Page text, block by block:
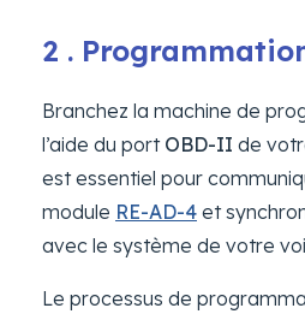
2 .
Branchez la machine de
l’aide du port OBD-II de
est essentiel pour
module RE-AD-4 et
avec le système de votre
Le processus de